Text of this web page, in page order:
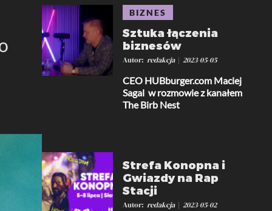
BIZNES
Sztuka łączenia
biznesów
Autor redakcja 2023-05-05
CEO HUBburger.com Maciej
Sagal w rozmowie z kanałem
The Birb Nest
Strefa Konopna i
Gwiazdy na Rap
Stacji
Autor redakcja 2023-05-02